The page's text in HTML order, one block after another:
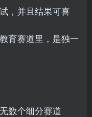
，并且结果可喜
育赛道里，是独一
数个细分赛道